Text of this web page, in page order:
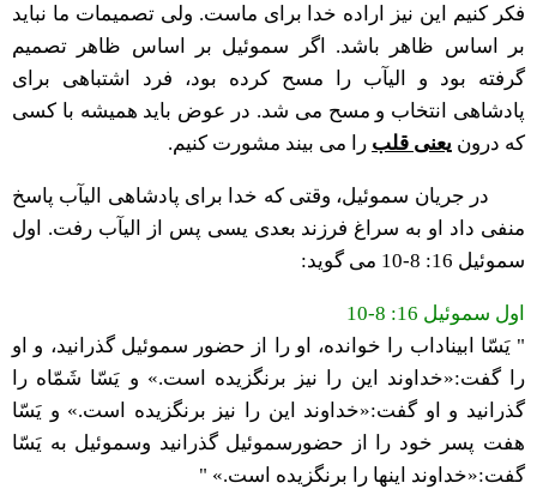
فکر کنیم این نیز اراده خدا برای ماست. ولی تصمیمات ما نباید
بر اساس ظاهر باشد. اگر سموئیل بر اساس ظاهر تصمیم
گرفته بود و الیآب را مسح کرده بود، فرد اشتباهی برای
پادشاهی انتخاب و مسح می شد. در عوض باید همیشه با کسی
که درون یعنی قلب را می بیند مشورت کنیم.
در جریان سموئیل، وقتی که خدا برای پادشاهی الیآب پاسخ
منفی داد او به سراغ فرزند بعدی یسی پس از الیآب رفت. اول
سموئیل 16: 8-10 می گوید:
اول سموئیل 16: 8-10
" يَسّا ابيناداب را خوانده، او را از حضور سموئيل گذرانيد، و او
را گفت:«خداوند اين را نيز برنگزيده است.» و يَسّا شَمّاه را
گذرانيد و او گفت:«خداوند اين را نيز برنگزيده است.» و يَسّا
هفت پسر خود را از حضورسموئيل گذرانيد وسموئيل به يَسّا
گفت:«خداوند اينها را برنگزيده است.» "